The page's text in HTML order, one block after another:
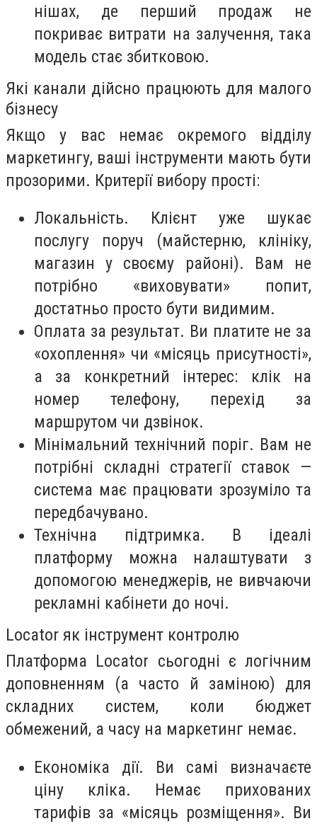
нішах, де перший продаж не
покриває витрати на залучення, така
модель стає збитковою.
Які канали дійсно працюють для малого
бізнесу
Якщо у вас немає окремого відділу
маркетингу, ваші інструменти мають бути
прозорими. Критерії вибору прості:
Локальність. Клієнт уже шукає
послугу поруч (майстерню, клініку,
магазин у своєму районі). Вам не
потрібно «виховувати» попит,
достатньо просто бути видимим.
Оплата за результат. Ви платите не за
«охоплення» чи «місяць присутності»,
а за конкретний інтерес: клік на
номер телефону, перехід за
маршрутом чи дзвінок.
Мінімальний технічний поріг. Вам не
потрібні складні стратегії ставок —
система має працювати зрозуміло та
передбачувано.
Технічна підтримка. В ідеалі
платформу можна налаштувати з
допомогою менеджерів, не вивчаючи
рекламні кабінети до ночі.
Locator як інструмент контролю
Платформа Locator сьогодні є логічним
доповненням (а часто й заміною) для
складних систем, коли бюджет
обмежений, а часу на маркетинг немає.
Економіка дії. Ви самі визначаєте
ціну кліка. Немає прихованих
тарифів за «місяць розміщення». Ви